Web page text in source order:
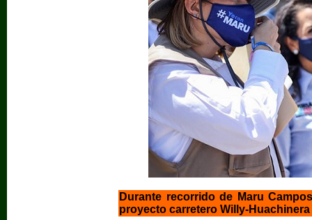
Durante recorrido de Maru
proyecto carretero Willy-Huachinera